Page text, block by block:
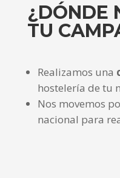
¿DÓNDE
TU
Realizamos una
hostelería de tu
Nos movemos
nacional para